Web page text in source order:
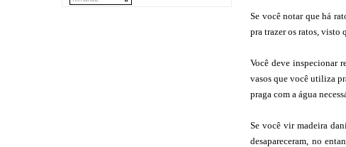
Se você notar que há
pra trazer os ratos, visto
Você deve inspecionar
vasos que você utiliza
praga com a água
Se você vir madeira
desapareceram, no